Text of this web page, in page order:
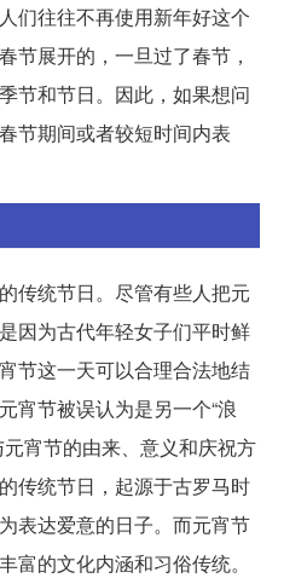
们往往不再使用新年好这个
节展开的，一旦过了春节，
节和节日。因此，如果想问
节期间或者较短时间内表
传统节日。尽管有些人把元
因为古代年轻女子们平时鲜
节这一天可以合理合法地结
宵节被误认为是另一个“浪
宵节的由来、意义和庆祝方
传统节日，起源于古罗马时
表达爱意的日子。而元宵节
富的文化内涵和习俗传统。